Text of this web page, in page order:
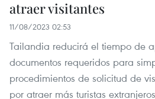
atraer visitantes
11/08/2023 02:53
Tailandia reducirá el tiempo de
documentos requeridos para
procedimientos de solicitud de
por atraer más turistas